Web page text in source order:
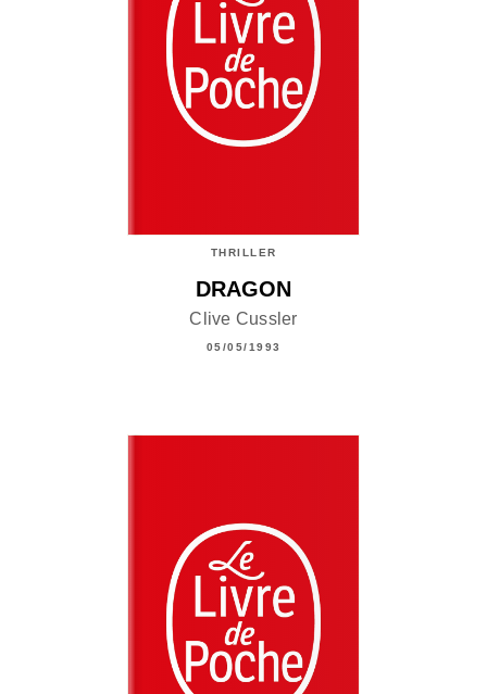
THRILLER
DRAGON
Clive Cussler
05/05/1993